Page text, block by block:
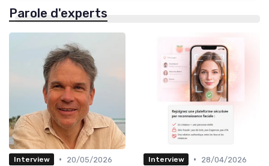
Parole d'experts
Interview •
20/05/2026
Interview •
28/04/2026